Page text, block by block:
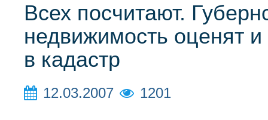
Всех посчитают.
недвижимость оценят и
в кадастр
12.03.2007 1201